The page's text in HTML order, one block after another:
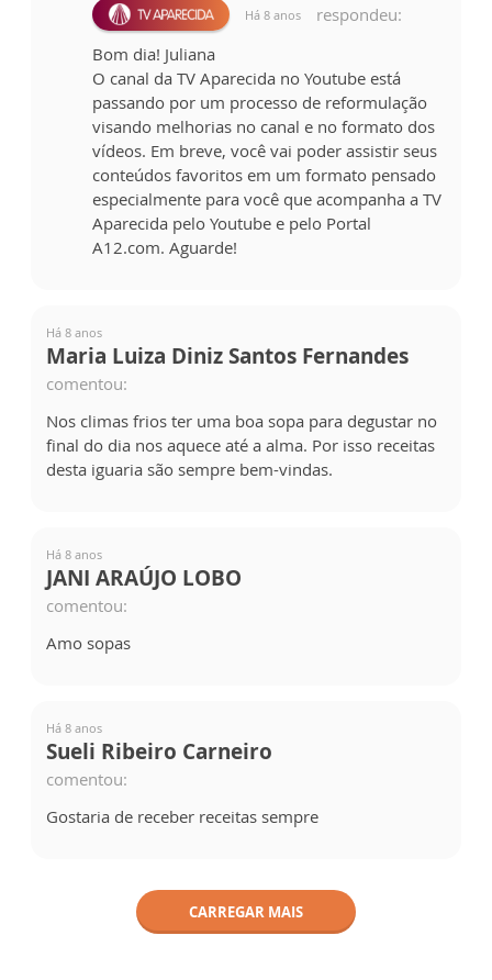
Há 8 anos
respondeu:
Bom dia! Juliana
O canal da TV Aparecida no Youtube está
passando por um processo de reformulação
visando melhorias no canal e no formato dos
vídeos. Em breve, você vai poder assistir seus
conteúdos favoritos em um formato pensado
especialmente para você que acompanha a TV
Aparecida pelo Youtube e pelo Portal
A12.com. Aguarde!
Há 8 anos
Maria Luiza Diniz Santos Fernandes
comentou:
Nos climas frios ter uma boa sopa para degustar no
final do dia nos aquece até a alma. Por isso receitas
desta iguaria são sempre bem-vindas.
Há 8 anos
JANI ARAÚJO LOBO
comentou:
Amo sopas
Há 8 anos
Sueli Ribeiro Carneiro
comentou:
Gostaria de receber receitas sempre
CARREGAR MAIS